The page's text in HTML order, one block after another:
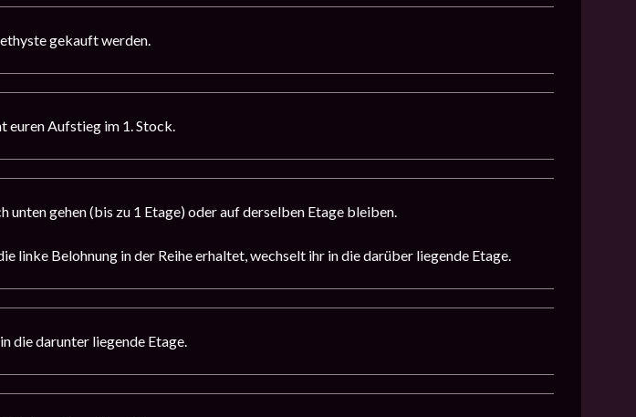
gekauft werden.
euren Aufstieg im 1. Stock.
unten gehen (bis zu 1 Etage) oder auf derselben Etage bleiben.
linke Belohnung in der Reihe erhaltet, wechselt ihr in die darüber liegende Etage.
die darunter liegende Etage.